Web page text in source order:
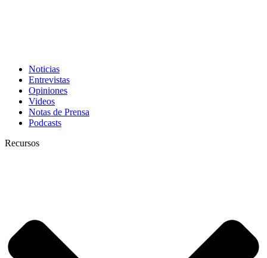
Noticias
Entrevistas
Opiniones
Videos
Notas de Prensa
Podcasts
Recursos